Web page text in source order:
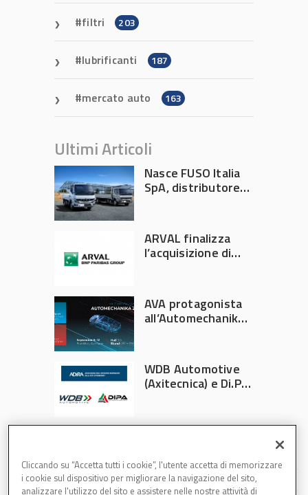
filtri 203
lubrificanti 187
mercato auto 163
Ultimi Articoli
Nasce FUSO Italia
SpA, distributore
ARVAL finalizza
l’acquisizione di
AVA protagonista
all’Automechanika
WDB Automotive
(Axitecnica) e Di.Pa.
Cliccando su “Accetta tutti i cookie”, l'utente accetta di memorizzare
i cookie sul dispositivo per migliorare la navigazione del sito,
analizzare l'utilizzo del sito e assistere nelle nostre attività di